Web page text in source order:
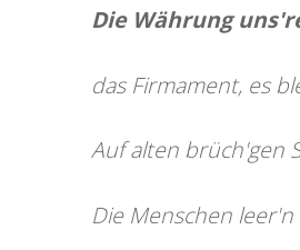
Die Währung
das Firmament, es
Auf alten brüch'gen
Die Menschen